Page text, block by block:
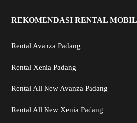
REKOMENDASI RENTAL MOBIL
Rental Avanza Padang
Rental Xenia Padang
Rental All New Avanza Padang
Rental All New Xenia Padang